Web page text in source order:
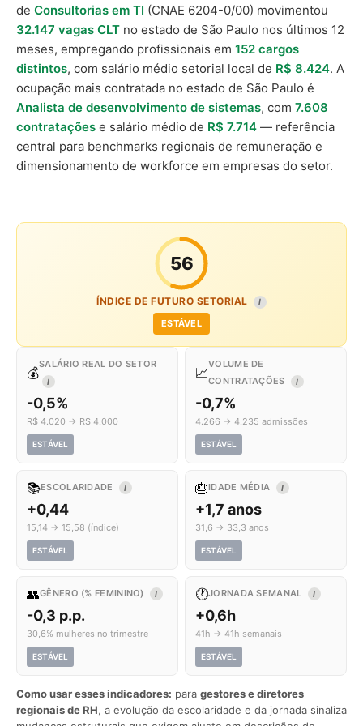
de Consultorias em TI (CNAE 6204-0/00) movimentou
32.147 vagas CLT no estado de São Paulo nos últimos 12
meses, empregando profissionais em 152 cargos
distintos, com salário médio setorial local de R$ 8.424. A
ocupação mais contratada no estado de São Paulo é
Analista de desenvolvimento de sistemas, com 7.608
contratações e salário médio de R$ 7.714 — referência
central para benchmarks regionais de remuneração e
dimensionamento de workforce em empresas do setor.
56
ÍNDICE DE FUTURO SETORIAL I
ESTÁVEL
💰
SALÁRIO REAL DO SETOR
I
-0,5%
R$ 4.020 → R$ 4.000
ESTÁVEL
📈
VOLUME DE
CONTRATAÇÕES
I
-0,7%
4.266 → 4.235 admissões
ESTÁVEL
📚ESCOLARIDADE I
+0,44
15,14 → 15,58 (índice)
ESTÁVEL
🎂IDADE MÉDIA I
+1,7 anos
31,6 → 33,3 anos
ESTÁVEL
👥GÊNERO (% FEMININO) I
-0,3 p.p.
30,6% mulheres no trimestre
ESTÁVEL
🕐JORNADA SEMANAL I
+0,6h
41h → 41h semanais
ESTÁVEL
Como usar esses indicadores: para gestores e diretores
regionais de RH, a evolução da escolaridade e da jornada sinaliza